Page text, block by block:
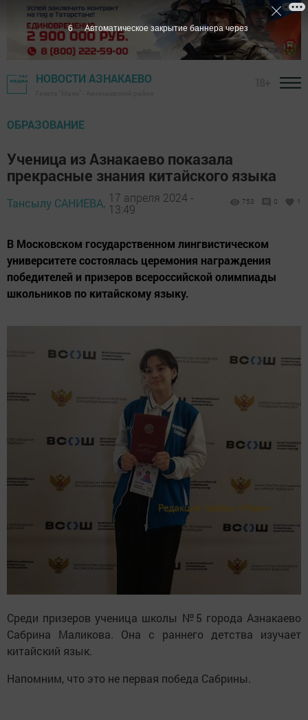
НОВОСТИ АЗНАКАЕВО
ОБРАЗОВАНИЕ
Ученица из Азнакаево показала
прекрасные знания китайского языка
Тансылу САНИЕВА, 17 апреля 2024 -
13:49
753 0 1
В Московском государственном лингвистическом
университете состоялась церемония награждения
победителей и призеров всероссийской олимпиады
школьников по китайскому языку.
Среди призеров ученица школы №5 города Азнакаево
Сабрина Маликова. Она с раннего детства изучает
китайский язык.
Напомним, что это не первая победа Сабрины.
5 Автоматическое закрытие баннера через